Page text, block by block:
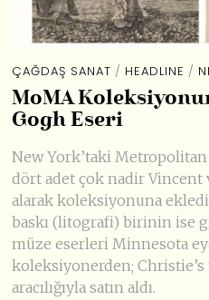
ÇAĞDAŞ SANAT / HEADLINE /
MoMA
Gogh Eseri
New York’taki
dört adet çok nadir Vincent
alarak koleksiyonuna
baskı (litografi) birinin ise
müze eserleri Minnesota
koleksiyonerden;
aracılığıyla satın aldı.